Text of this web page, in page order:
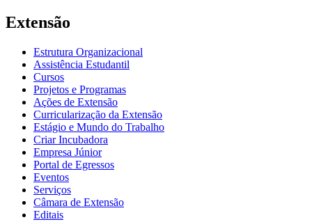
Extensão
Estrutura Organizacional
Assistência Estudantil
Cursos
Projetos e Programas
Ações de Extensão
Curricularização da Extensão
Estágio e Mundo do Trabalho
Criar Incubadora
Empresa Júnior
Portal de Egressos
Eventos
Serviços
Câmara de Extensão
Editais